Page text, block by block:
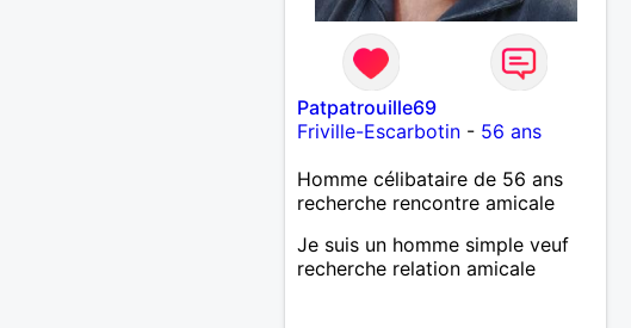
Patpatrouille69
Friville-Escarbotin- 56 ans
Homme célibataire de 56 ans
recherche rencontre amicale
Je suis un homme simple veuf
recherche relation amicale